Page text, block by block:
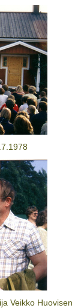
Veikko Huovisen